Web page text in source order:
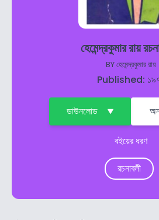
হেমেন্দ্রকুমার রায়
BYহেমেন্দ্রকুমার রায়
Published:
ডাউনলোড
বইয়ের ধরণ
রচনাবলী